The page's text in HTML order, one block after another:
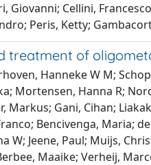
Giovanni; Cellini,
Peris, Ketty;
treatment of
Hanneke W M;
Mortensen, Hanna R;
Markus; Gani, Cihan;
Bencivenga, Maria;
W; Jeene, Paul; Muijs,
Maaike; Verheij,